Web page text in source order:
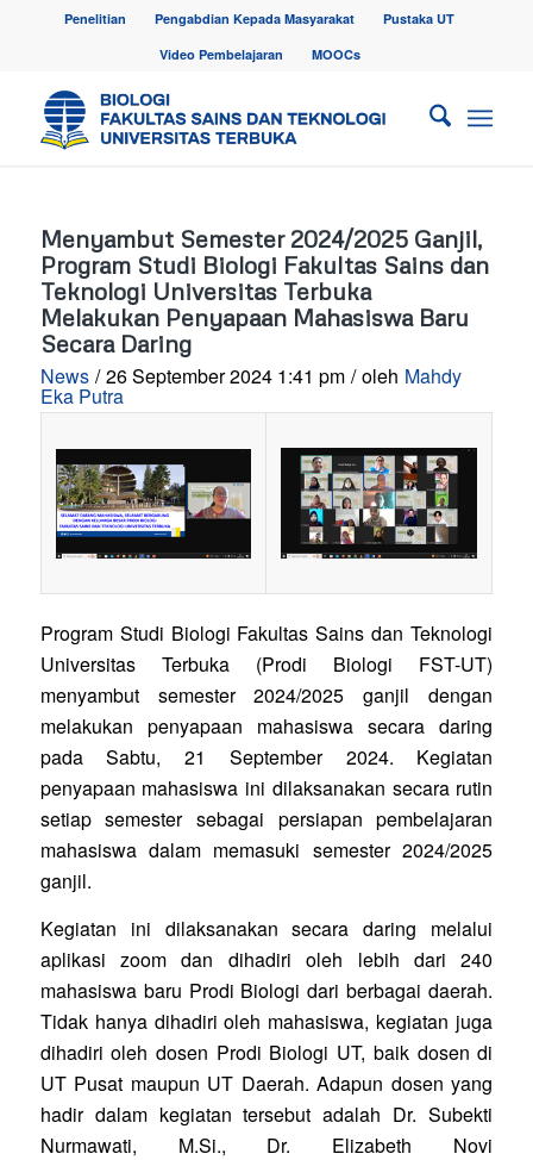
Penelitian Pengabdian Kepada Masyarakat
Pustaka UT
Video Pembelajaran
MOOCs
Menyambut Semester 2024/2025 Ganjil,
Program Studi Biologi Fakultas Sains dan
Teknologi Universitas Terbuka
Melakukan Penyapaan Mahasiswa Baru
Secara Daring
News / 26 September 2024 1:41 pm / oleh Mahdy
Eka Putra
Program Studi Biologi Fakultas Sains dan Teknologi
Universitas Terbuka (Prodi Biologi FST-UT)
menyambut semester 2024/2025 ganjil dengan
melakukan penyapaan mahasiswa secara daring
pada Sabtu, 21 September 2024. Kegiatan
penyapaan mahasiswa ini dilaksanakan secara rutin
setiap semester sebagai persiapan pembelajaran
mahasiswa dalam memasuki semester 2024/2025
ganjil.
Kegiatan ini dilaksanakan secara daring melalui
aplikasi zoom dan dihadiri oleh lebih dari 240
mahasiswa baru Prodi Biologi dari berbagai daerah.
Tidak hanya dihadiri oleh mahasiswa, kegiatan juga
dihadiri oleh dosen Prodi Biologi UT, baik dosen di
UT Pusat maupun UT Daerah. Adapun dosen yang
hadir dalam kegiatan tersebut adalah Dr. Subekti
Nurmawati, M.Si., Dr. Elizabeth Novi